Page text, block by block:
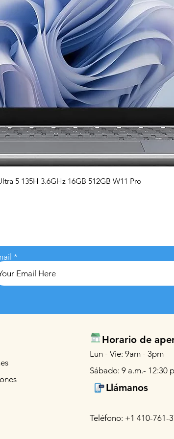
Vista rápida
5 135H 3.6GHz 16GB 512GB W11 Pro
Horario de
Lun - Vie: 9am - 3pm
Sábado: 9 a.m.- 12:30
Llámanos
Teléfono: +1 410-761-